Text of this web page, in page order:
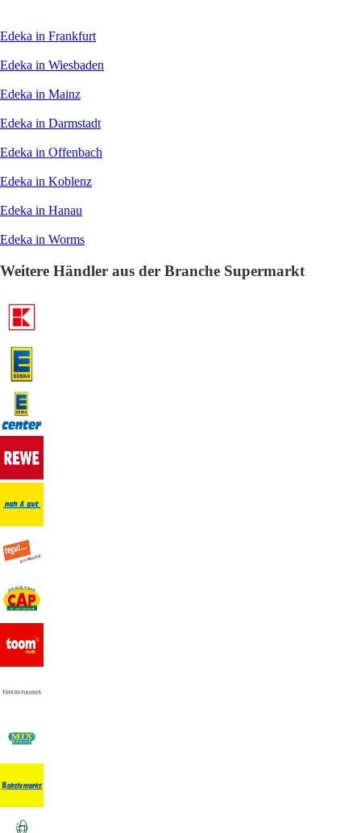
Edeka in Frankfurt
Edeka in Wiesbaden
Edeka in Mainz
Edeka in Darmstadt
Edeka in Offenbach
Edeka in Koblenz
Edeka in Hanau
Edeka in Worms
Weitere Händler aus der Branche Supermarkt